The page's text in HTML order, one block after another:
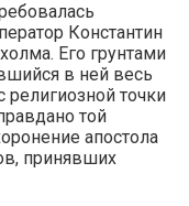
Константин
Его грунтами
в ней весь
точки
той
апостола
принявших